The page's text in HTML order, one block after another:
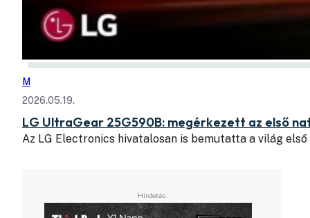
M
2026.05.19.
LG UltraGear 25G590B: megérkezett az első
Az LG Electronics hivatalosan is bemutatta a világ